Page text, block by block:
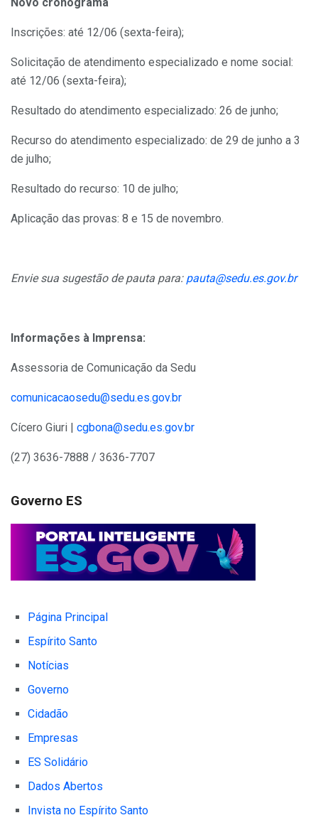
Novo cronograma
Inscrições: até 12/06 (sexta-feira);
Solicitação de atendimento especializado e nome social:
até 12/06 (sexta-feira);
Resultado do atendimento especializado: 26 de junho;
Recurso do atendimento especializado: de 29 de junho a 3
de julho;
Resultado do recurso: 10 de julho;
Aplicação das provas: 8 e 15 de novembro.
Envie sua sugestão de pauta para: pauta@sedu.es.gov.br
Informações à Imprensa:
Assessoria de Comunicação da Sedu
comunicacaosedu@sedu.es.gov.br
Cícero Giuri | cgbona@sedu.es.gov.br
(27) 3636-7888 / 3636-7707
Governo ES
Página Principal
Espírito Santo
Notícias
Governo
Cidadão
Empresas
ES Solidário
Dados Abertos
Invista no Espírito Santo